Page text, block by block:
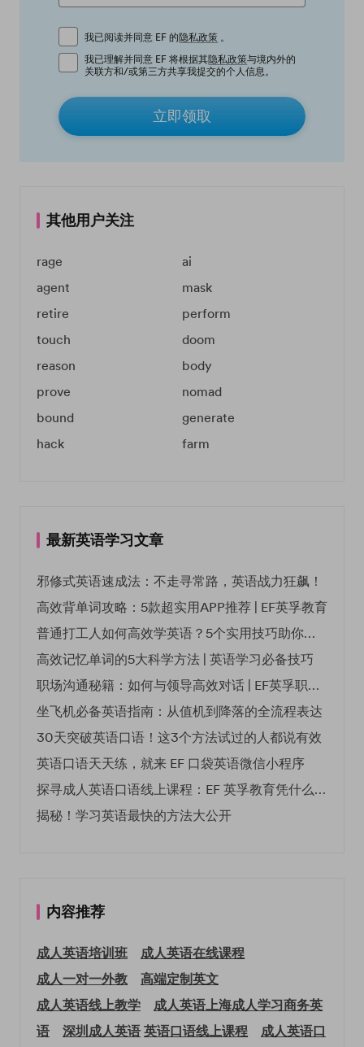
我已阅读并同意 EF 的隐私政策 。
我已理解并同意 EF 将根据其隐私政策与境内外的
关联方和/或第三方共享我提交的个人信息。
立即领取
其他用户关注
rage
ai
agent
mask
retire
perform
touch
doom
reason
body
prove
nomad
bound
generate
hack
farm
最新英语学习文章
邪修式英语速成法：不走寻常路，英语战力狂飙！
高效背单词攻略：5款超实用APP推荐 | EF英孚教育
普通打工人如何高效学英语？5个实用技巧助你突破职场瓶颈
高效记忆单词的5大科学方法 | 英语学习必备技巧
职场沟通秘籍：如何与领导高效对话 | EF英孚职场指南
坐飞机必备英语指南：从值机到降落的全流程表达
30天突破英语口语！这3个方法试过的人都说有效
英语口语天天练，就来 EF 口袋英语微信小程序
探寻成人英语口语线上课程：EF 英孚教育凭什么领航
揭秘！学习英语最快的方法大公开
内容推荐
成人英语培训班
成人英语在线课程
成人一对一外教
高端定制英文
成人英语线上教学
成人英语上海成人学习商务英
语
深圳成人英语英语口语线上课程
成人英语口